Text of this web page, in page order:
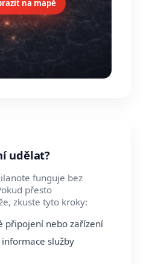
na mapě
udělat?
funguje bez
přesto
zkuste tyto kroky:
připojení nebo zařízení
služby